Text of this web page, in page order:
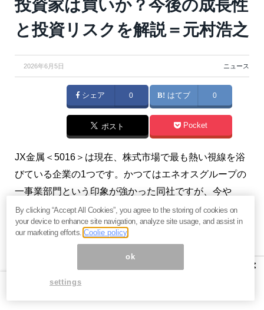
投資家は買いか？今後の成長性
と投資リスクを解説＝元村浩之
2026年6月5日 ニュース
シェア 0 はてブ 0
ポスト Pocket
JX金属＜5016＞は現在、株式市場で最も熱い視線を浴
びている企業の1つです。かつてはエネオスグループの
一事業部門という印象が強かった同社ですが、今や
「AI時代の主役」としての顔をのぞかせています。そ
の理由は、AIデータセンターの爆発的な増加に伴い、
あらゆる設備や配線、そして最先端のAIチップそのも
のに必要不可欠な「銅」において、圧倒的な技術力と
シェアを誇っているからです。
JX金属の素晴らしさは、単に材料を加工するだけのメ
×
By clicking “Accept All Cookies”, you agree to the storing of cookies on
your device to enhance site navigation, analyze site usage, and assist in
our marketing efforts.Coolie policy
ok
settings